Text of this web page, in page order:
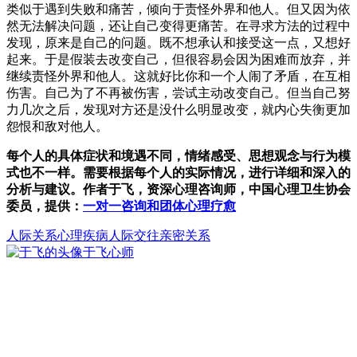
类似于遇到失败和痛苦，倾向于责怪外界和他人。但又因为依
然无法解决问题，还让自己变得更痛苦。在寻求方法的过程中
发现，原来是自己的问题。既不想承认和接受这一点，又想好
起来。于是假装去改变自己，但很容易会因为困难而放弃，并
继续责怪外界和他人。这就好比你和一个人闹了矛盾，在互相
伤害。自己为了不再被伤害，尝试主动改变自己。但当自己努
力几次之后，发现对方还是没什么明显改变，就内心失衡更加
怨恨和敌对他人。
每个人的具体症状和境遇不同，情绪感受、思想观念与行为模
式也不一样。需要根据每个人的实际情况，进行详细和深入的
分析与建议。作者于飞，资深心理咨询师，中国心理卫生协会
委员，提供： 一对一咨询和团体心理疗愈
人际关系心理疾病 人际交往亲密关系
于飞心师